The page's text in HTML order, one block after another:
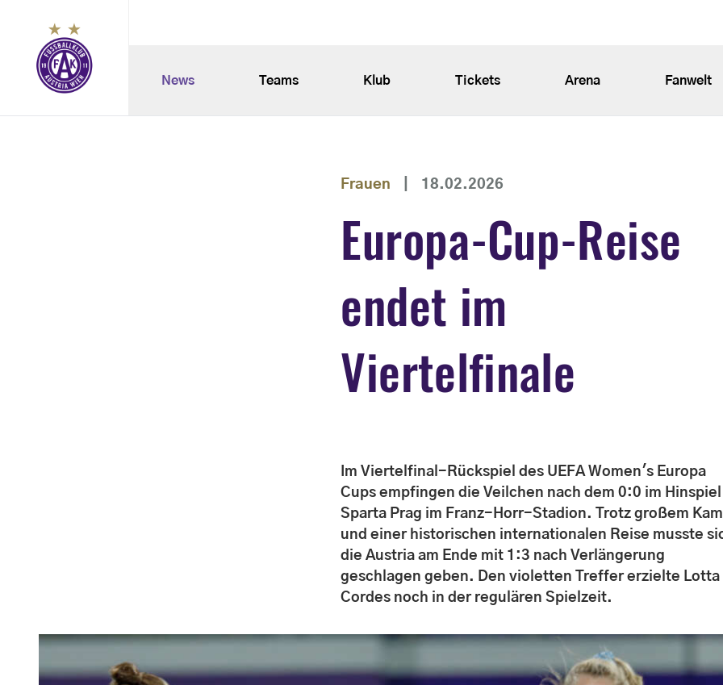
News Teams Klub Tickets Arena Fanwelt
Frauen 18.02.2026
Europa-Cup-Reise
endet im
Viertelfinale
Im Viertelfinal-Rückspiel des UEFA Women's Europa
Cups empfingen die Veilchen nach dem 0:0 im Hinspiel
Sparta Prag im Franz-Horr-Stadion. Trotz großem
und einer historischen internationalen Reise musste
die Austria am Ende mit 1:3 nach Verlängerung
geschlagen geben. Den violetten Treffer erzielte Lotta
Cordes noch in der regulären Spielzeit.